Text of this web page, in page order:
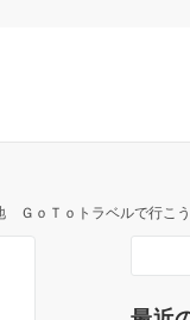
ＧｏＴｏトラベルで行